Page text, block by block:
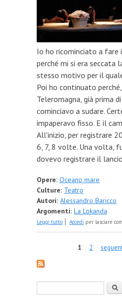
Io ho ricominciato a fare
perché mi si era seccata
stesso motivo per il
Poi ho continuato
Teleromagna, già prima
cominciavo a sudare.
impaperavo fisso. E il
All'inizio, per registrare
6, 7, 8 volte. Una volta,
dovevo registrare il
Opere: Oceano mare
Culture: Teatro
Autori: Alessandro Baricco
Argomenti: La Lokanda
Leggi tutto su Debutto – Tre:
Accedi per lasciare
1 2